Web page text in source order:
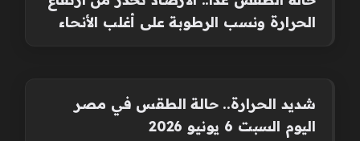
الحرارة ونسب الرطوبة على أغلب الأنحاء
شديد الحرارة.. حالة الطقس في مصر
اليوم السبت 6 يونيو 2026